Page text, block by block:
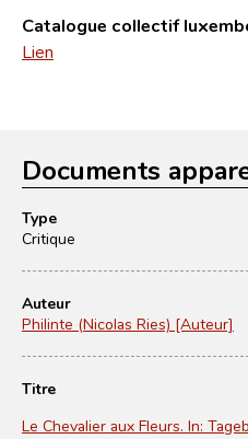
Catalogue collectif
Lien
Documents
Type
Critique
Auteur
Philinte (Nicolas Ries) [Auteur]
Titre
Le Chevalier aux Fleurs. In: